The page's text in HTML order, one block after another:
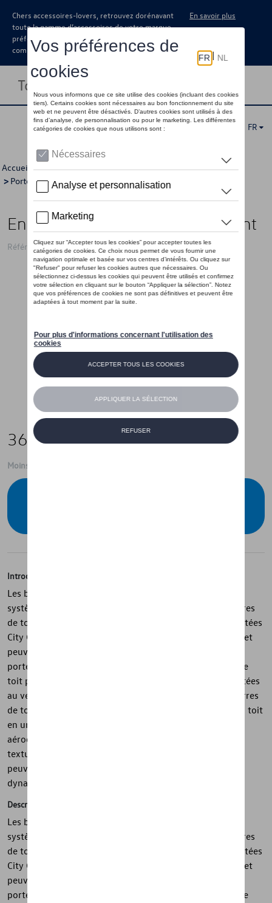
Chers accessoires-lovers, retrouvez dorénavant
toute la gamme d’accessoires de votre marque
préférée sous forme de catalogue à
commander auprès de votre concessionaire.
En savoir plus
Toggle navigation
FR
Accueil >Catalogue Volkswagen >Transport >Porte-tout
> Porte-tout > Détail
Ensemble de barres de toit, argent
Référence: 2G0071126
365,00 €
Moins de 5 pcs disponibles.
Introduction
Les barres de toit Volkswagen d'origine constituent le
système de base idéal pour tous les accessoires. Les barres
de toit profilées en aluminium aérodynamiques sont testées
City Crash Plus selon les normes strictes de Volkswagen et
peuvent accueillir par exemple une planche de surf, des
porte-vélos, des skis et des snowboards ou les coffres de
toit pratiques. Les barres de toit sont précisément adaptées
au véhicule et sont entièrement pré-assemblées. Les barres
de toit peuvent être fixées de manière sûre et précise au toit
en un rien de temps et sans aucun outil. Le profil
aérodynamique facile à installer présente une surface
texturée et minimise le bruit du vent. Les barres de toit
peuvent être verrouillées pour éviter le vol. Une clé
dynamométrique est incluse.
Description
Les barres de toit Volkswagen d'origine constituent le
système de base idéal pour tous les accessoires. Les barres
de toit profilées en aluminium aérodynamiques sont testées
City Crash Plus selon les normes strictes de Volkswagen et
peuvent accueillir par exemple une planche de surf, des
porte-vélos, des skis et des snowboards ou les coffres de